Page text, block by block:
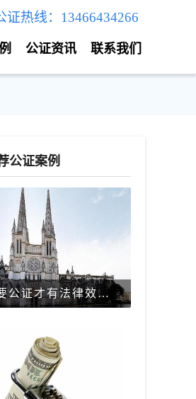
证热线：13466434266
联系我们
公证资讯
公证案例
遗嘱需要公证才有法律效力吗？